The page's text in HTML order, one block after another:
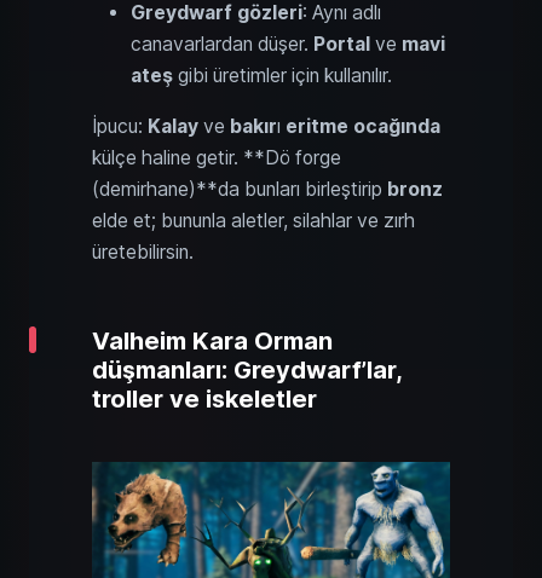
Greydwarf gözleri: Aynı adlı
canavarlardan düşer. Portal ve mavi
ateş gibi üretimler için kullanılır.
İpucu: Kalay ve bakırı eritme ocağında
külçe haline getir. **Dö forge
(demirhane)**da bunları birleştirip bronz
elde et; bununla aletler, silahlar ve zırh
üretebilirsin.
Valheim Kara Orman
düşmanları: Greydwarf’lar,
troller ve iskeletler